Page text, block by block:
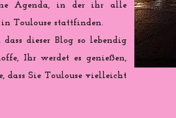
Agenda, in der ihr alle
Toulouse stattfinden.
dieser Blog so lebendig
Ihr werdet es genießen,
dass Sie Toulouse vielleicht